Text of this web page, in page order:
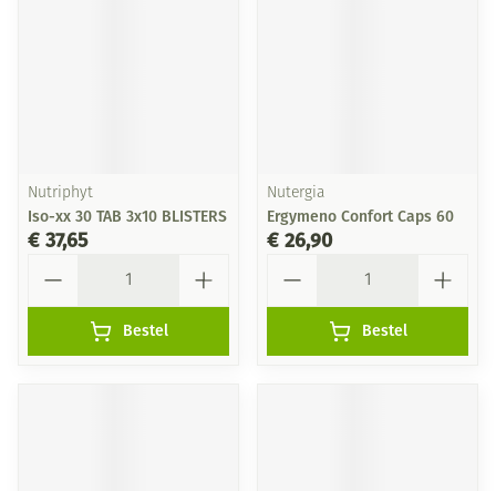
Nutriphyt
Iso-xx 30 TAB 3x10 BLISTERS
€ 37,65
Bestel
Nutergia
Ergymeno Confort Caps 60
€ 26,90
Bestel